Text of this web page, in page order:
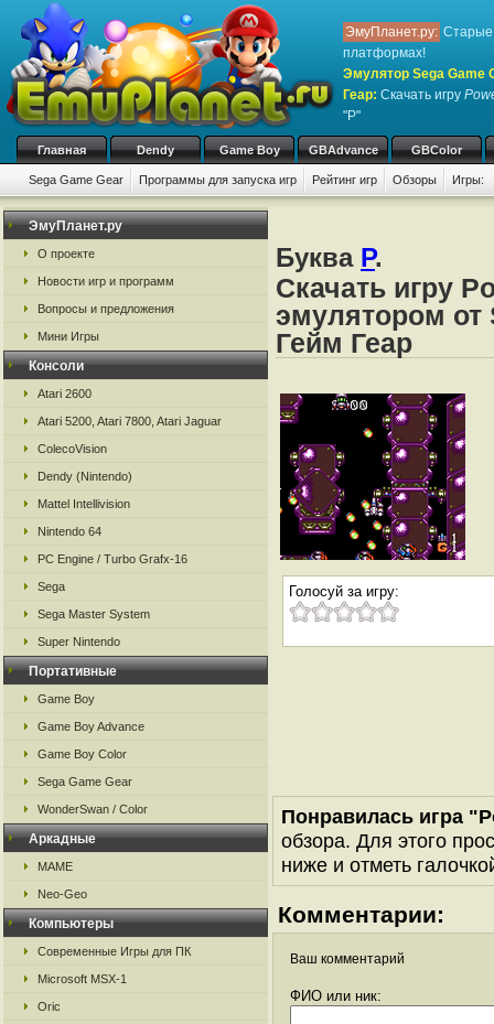
ЭмуПланет.ру: Старые
платформах!
Эмулятор Sega Game
Геар: Скачать игру
"P"
Главная Dendy Game Boy GBAdvance GBColor
Sega Game Gear Программы для запуска игр Рейтинг игр Обзоры Игры:
ЭмуПланет.ру
О проекте
Новости игр и программ
Вопросы и предложения
Мини Игры
Консоли
Atari 2600
Atari 5200, Atari 7800, Atari Jaguar
ColecoVision
Dendy (Nintendo)
Mattel Intellivision
Nintendo 64
PC Engine / Turbo Grafx-16
Sega
Sega Master System
Super Nintendo
Портативные
Game Boy
Game Boy Advance
Game Boy Color
Sega Game Gear
WonderSwan / Color
Аркадные
MAME
Neo-Geo
Компьютеры
Современные Игры для ПК
Microsoft MSX-1
Oric
Буква P.
Скачать игру
эмулятором от
Гейм Геар
Голосуй за игру:
Понравилась игра
обзора. Для этого
ниже и отметь
Комментарии:
Ваш комментарий
ФИО или ник: